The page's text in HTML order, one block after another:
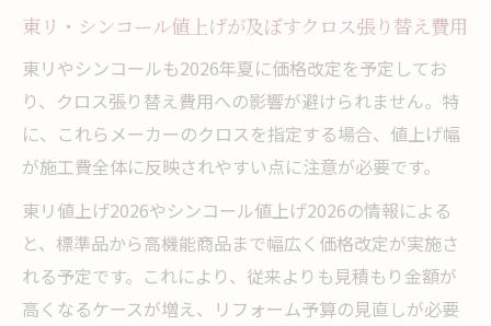
東リ・シンコール値上げが及ぼすクロス張り替え費用
東リやシンコールも2026年夏に価格改定を予定してお
り、クロス張り替え費用への影響が避けられません。特
に、これらメーカーのクロスを指定する場合、値上げ幅
が施工費全体に反映されやすい点に注意が必要です。
東リ値上げ2026やシンコール値上げ2026の情報による
と、標準品から高機能商品まで幅広く価格改定が実施さ
れる予定です。これにより、従来よりも見積もり金額が
高くなるケースが増え、リフォーム予算の見直しが必要